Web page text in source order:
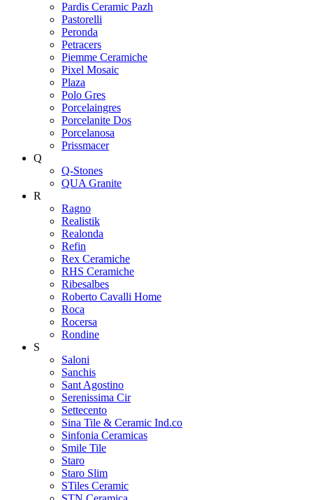
Pardis Ceramic Pazh
Pastorelli
Peronda
Petracers
Piemme Ceramiche
Pixel Mosaic
Plaza
Polo Gres
Porcelaingres
Porcelanite Dos
Porcelanosa
Prissmacer
Q
Q-Stones
QUA Granite
R
Ragno
Realistik
Realonda
Refin
Rex Ceramiche
RHS Ceramiche
Ribesalbes
Roberto Cavalli Home
Roca
Rocersa
Rondine
S
Saloni
Sanchis
Sant Agostino
Serenissima Cir
Settecento
Sina Tile & Ceramic Ind.co
Sinfonia Ceramicas
Smile Tile
Staro
Staro Slim
STiles Ceramic